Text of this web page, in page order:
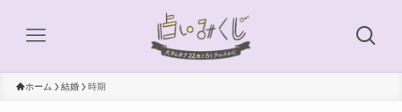
ホーム 結婚 時期